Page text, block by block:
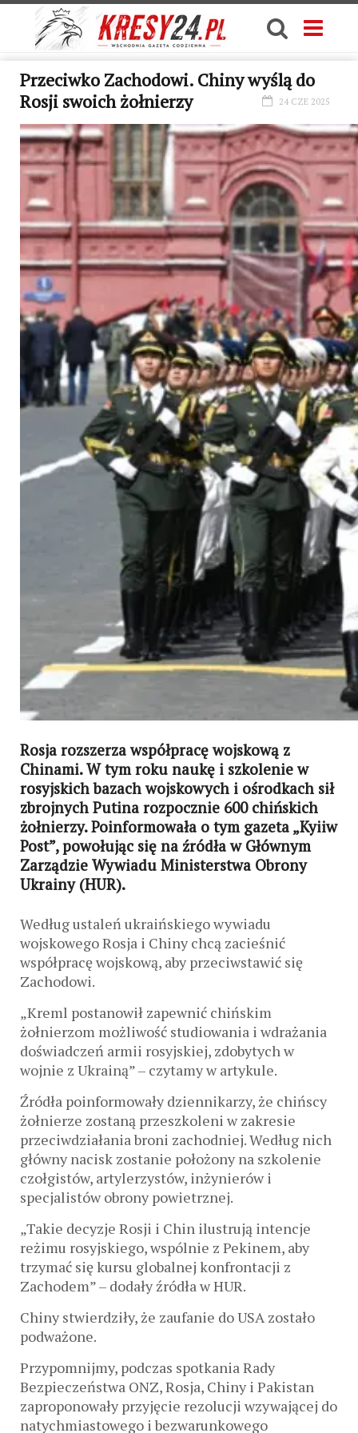
Przeciwko Zachodowi. Chiny wyślą do
Rosji swoich żołnierzy
24 CZE 2025
Rosja rozszerza współpracę wojskową z
Chinami. W tym roku naukę i szkolenie w
rosyjskich bazach wojskowych i ośrodkach sił
zbrojnych Putina rozpocznie 600 chińskich
żołnierzy. Poinformowała o tym gazeta „Kyiiw
Post”, powołując się na źródła w Głównym
Zarządzie Wywiadu Ministerstwa Obrony
Ukrainy (HUR).
Według ustaleń ukraińskiego wywiadu
wojskowego Rosja i Chiny chcą zacieśnić
współpracę wojskową, aby przeciwstawić się
Zachodowi.
„Kreml postanowił zapewnić chińskim
żołnierzom możliwość studiowania i wdrażania
doświadczeń armii rosyjskiej, zdobytych w
wojnie z Ukrainą” – czytamy w artykule.
Źródła poinformowały dziennikarzy, że chińscy
żołnierze zostaną przeszkoleni w zakresie
przeciwdziałania broni zachodniej. Według nich
główny nacisk zostanie położony na szkolenie
czołgistów, artylerzystów, inżynierów i
specjalistów obrony powietrznej.
„Takie decyzje Rosji i Chin ilustrują intencje
reżimu rosyjskiego, wspólnie z Pekinem, aby
trzymać się kursu globalnej konfrontacji z
Zachodem” – dodały źródła w HUR.
Chiny stwierdziły, że zaufanie do USA zostało
podważone.
Przypomnijmy, podczas spotkania Rady
Bezpieczeństwa ONZ, Rosja, Chiny i Pakistan
zaproponowały przyjęcie rezolucji wzywającej do
natychmiastowego i bezwarunkowego